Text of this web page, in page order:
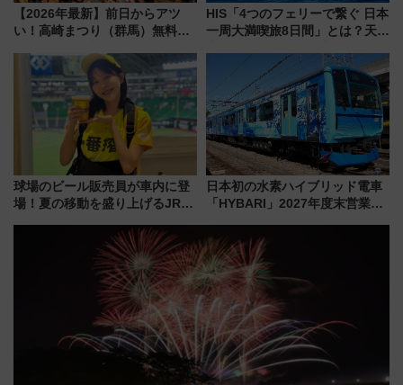
【2026年最新】前日からアツ
い！高崎まつり（群馬）無料観
しまで
HIS「4つのフェリーで繋ぐ 日本
一周大満喫旅8日間」とは？天橋
の絶景＆限定グルメを網羅！煩
雑な手続きも不要でお手軽に楽
しめるプランが登場
球場のビール販売員が車内に登
場！夏の移動を盛り上げるJR九
月7日限定 ソフトバンクホーク
日本初の水素ハイブリッド電車
「HYBARI」2027年度末営業運
で水素利活用が加速